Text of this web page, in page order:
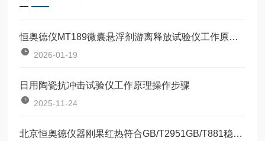
恒奥德仪MT189微囊悬浮剂游离释放试验仪工作原理操作使用步骤
2026-01-19
日用陶瓷抗冲击试验仪工作原理操作步骤
2025-11-24
北京恒奥德仪器刚果红热符合GB/T2951GB/T881稳定热稳定性试验仪操作使用